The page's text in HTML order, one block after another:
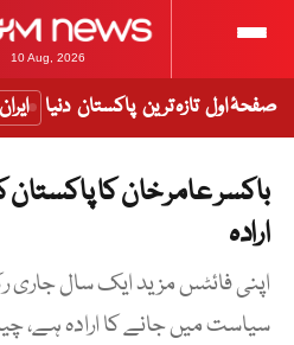
10 Aug, 2026
صفحۂ اول تازہ ترین پاکستان دنیا
باکسر عامر خان کا
ارادہ
اپنی فائٹس مزید ایک سال
سیاست میں جانے کا ارادہ ہے،